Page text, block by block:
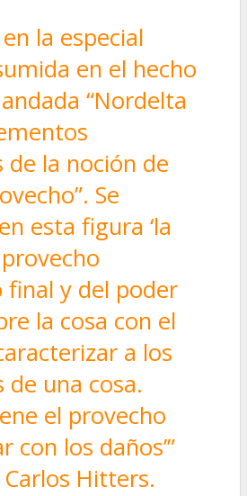
la especial
en el hecho
“Nordelta
la noción de
Se
esta figura ‘la
final y del poder
la cosa con el
a los
de una cosa.
el provecho
con los daños’”
Hitters.